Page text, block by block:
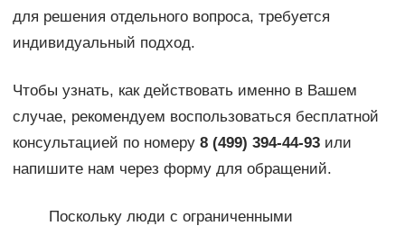
для решения отдельного вопроса, требуется
индивидуальный подход.
Чтобы узнать, как действовать именно в Вашем
случае, рекомендуем воспользоваться бесплатной
консультацией по номеру 8 (499) 394-44-93или
напишите нам через форму для обращений.
Поскольку люди с ограниченными